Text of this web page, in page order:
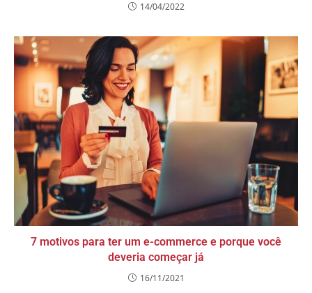
14/04/2022
7 motivos para ter um e-commerce e porque você
deveria começar já
16/11/2021